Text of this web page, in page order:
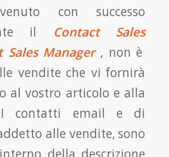
con successo
il Contact Sales
Sales Manager, non è
vendite che vi fornirà
al vostro articolo e alla
I contatti email e di
alle vendite, sono